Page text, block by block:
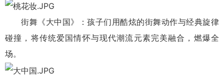
街舞《大中国》：孩子们用酷炫的街舞动作与经典旋律
碰撞，将传统爱国情怀与现代潮流元素完美融合，燃爆全
场。